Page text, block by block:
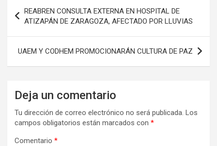
de
entradas
REABREN CONSULTA EXTERNA EN HOSPITAL DE
ATIZAPÁN DE ZARAGOZA, AFECTADO POR LLUVIAS
UAEM Y CODHEM PROMOCIONARÁN CULTURA DE PAZ
Deja un comentario
Tu dirección de correo electrónico no será publicada. Los
campos obligatorios están marcados con *
Comentario *